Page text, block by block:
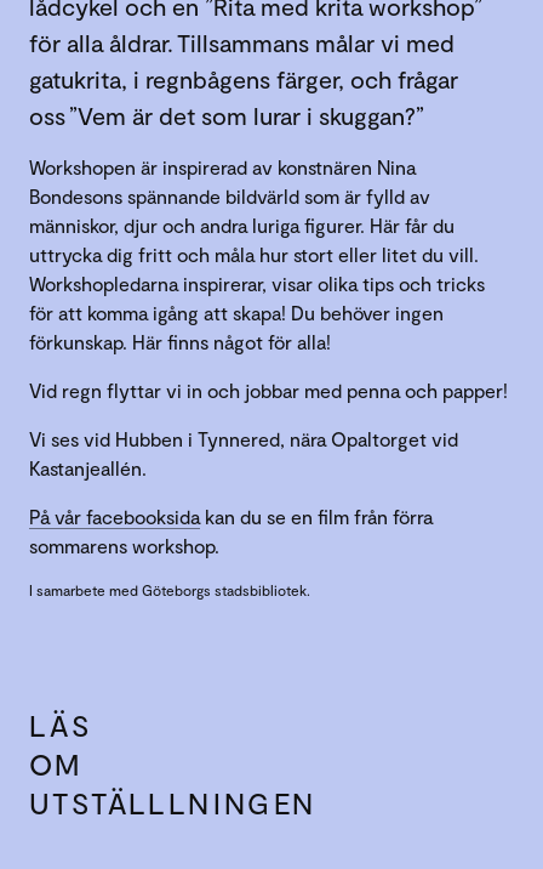
för alla åldrar. Tillsammans målar vi med
gatukrita, i regnbågens färger, och frågar
oss ”Vem är det som lurar i skuggan?”
Workshopen är inspirerad av konstnären Nina
Bondesons spännande bildvärld som är fylld av
människor, djur och andra luriga figurer. Här får du
uttrycka dig fritt och måla hur stort eller litet du vill.
Workshopledarna inspirerar, visar olika tips och tricks
för att komma igång att skapa! Du behöver ingen
förkunskap. Här finns något för alla!
Vid regn flyttar vi in och jobbar med penna och papper!
Vi ses vid Hubben i Tynnered, nära Opaltorget vid
Kastanjeallén.
På vår facebooksida kan du se en film från förra
sommarens workshop.
I samarbete med Göteborgs stadsbibliotek.
LÄS
OM
UTSTÄLLLNINGEN